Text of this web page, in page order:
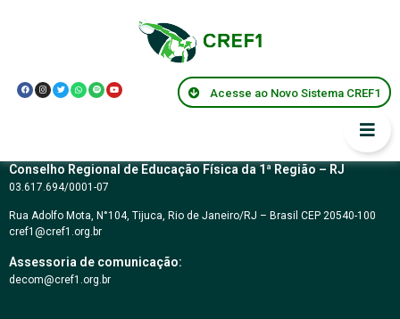
Acesse ao Novo Sistema CREF1
Resolução CREF1
029/2004
Conselho Regional de Educação Física da 1ª Região – RJ
03.617.694/0001-07
Rua Adolfo Mota, N°104, Tijuca, Rio de Janeiro/RJ – Brasil CEP 20540-100
cref1@cref1.org.br
Assessoria de comunicação:
decom@cref1.org.br